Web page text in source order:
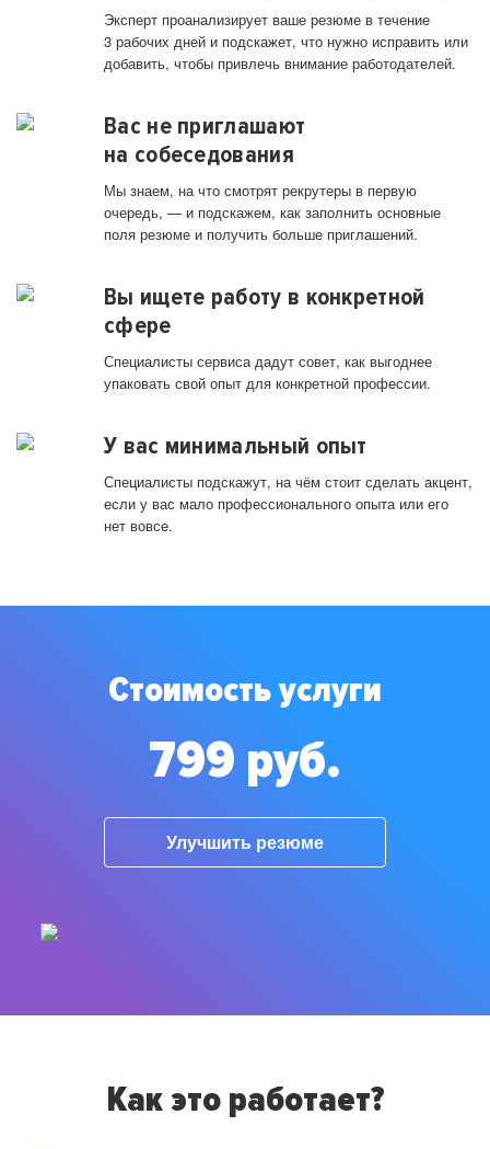
Эксперт проанализирует ваше резюме в течение
3 рабочих дней и подскажет, что нужно исправить или
добавить, чтобы привлечь внимание работодателей.
Вас не приглашают
на собеседования
Мы знаем, на что смотрят рекрутеры в первую
очередь, — и подскажем, как заполнить основные
поля резюме и получить больше приглашений.
Вы ищете работу в конкретной
сфере
Специалисты сервиса дадут совет, как выгоднее
упаковать свой опыт для конкретной профессии.
У вас минимальный опыт
Специалисты подскажут, на чём стоит сделать акцент,
если у вас мало профессионального опыта или его
нет вовсе.
Стоимость услуги
799 руб.
Улучшить резюме
Как это работает?